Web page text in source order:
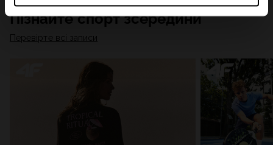
відповідної онлайн-реклами, проведення аналітики,
відповідності вмісту та вдосконалення рішень, які
пропонують наші партнери (наприклад, соціальні
мережі). Детальну інформацію можна знайти в нашій
та в розділі «Деталі».
Пізнайте спорт зсередини
Перевірте всі записи